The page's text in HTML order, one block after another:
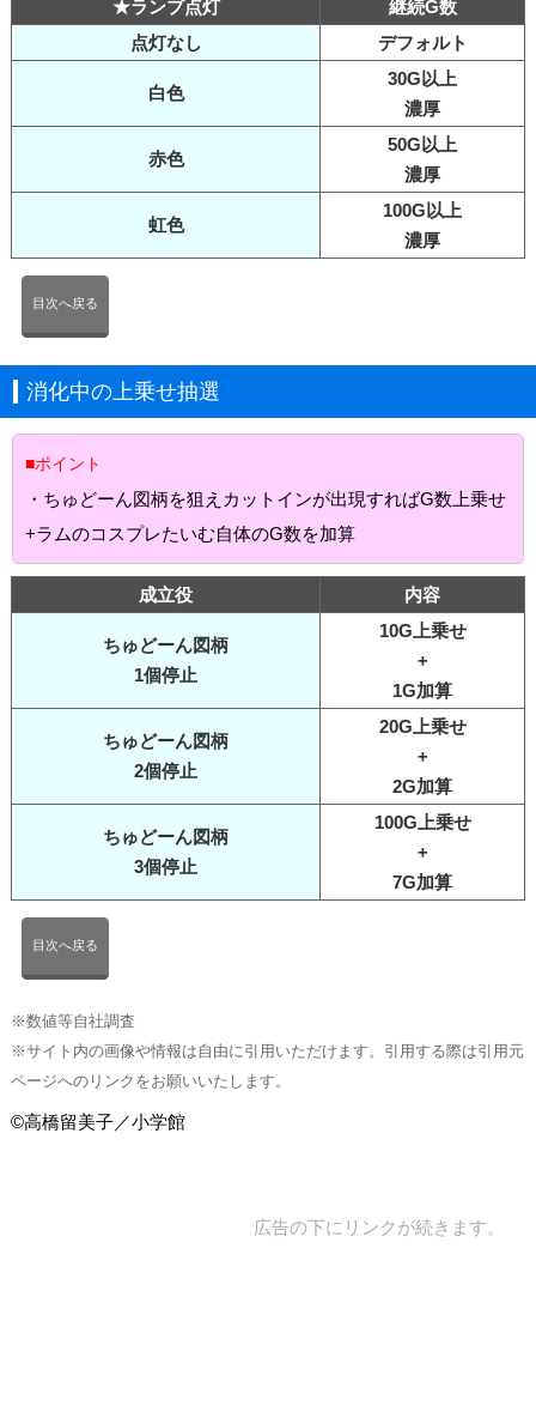
★ランプ点灯
継続G数
点灯なし
デフォルト
白色
30G以上
濃厚
赤色
50G以上
濃厚
虹色
100G以上
濃厚
目次へ戻る
消化中の上乗せ抽選
■ポイント
・ちゅどーん図柄を狙えカットインが出現すればG数上乗せ
+ラムのコスプレたいむ自体のG数を加算
成立役 内容
ちゅどーん図柄
1個停止
10G上乗せ
+
1G加算
ちゅどーん図柄
2個停止
20G上乗せ
+
2G加算
ちゅどーん図柄
3個停止
100G上乗せ
+
7G加算
目次へ戻る
※数値等自社調査
※サイト内の画像や情報は自由に引用いただけます。引用する際は引用元
ページへのリンクをお願いいたします。
©高橋留美子／小学館
広告の下にリンクが続きます。